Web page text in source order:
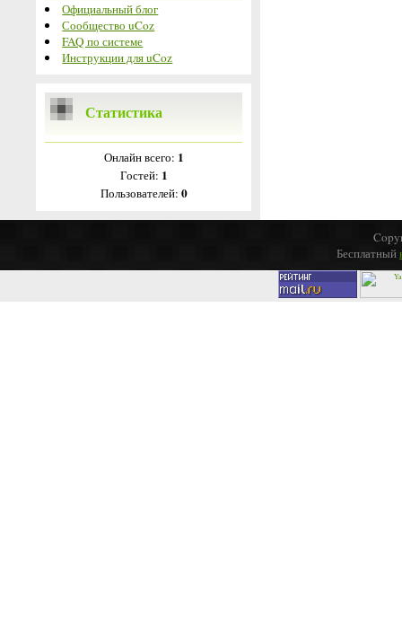
Официальный блог
Сообщество uCoz
FAQ по системе
Инструкции для uCoz
Статистика
Онлайн всего: 1
Гостей: 1
Пользователей: 0
Бесплатный